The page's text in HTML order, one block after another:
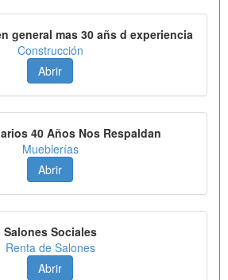
general mas 30 añs d experiencia
Construcción
Abrir
40 Años Nos Respaldan
Mueblerías
Abrir
Salones Sociales
Renta de Salones
Abrir